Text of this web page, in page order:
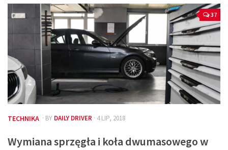
37
TECHNIKA · BY DAILY DRIVER · 4 LIP, 2018
Wymiana sprzęgła i koła dwumasowego w